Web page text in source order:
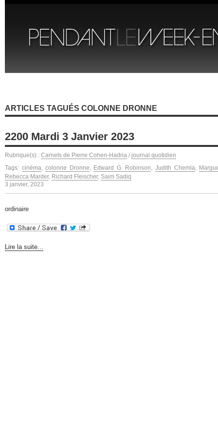
ARTICLES TAGUÉS COLONNE DRONNE
2200 Mardi 3 Janvier 2023
Rubrique(s) : Carnets de Pierre Cohen-Hadria / journal quotidien
Tags: cinéma,colonne Dronne, Edward G. Robinson,Judith Chemla,
Rebecca Marder, Richard Fleischer, Saim Sadiq
3 janvier, 2023
ordinaire
Lire la suite...